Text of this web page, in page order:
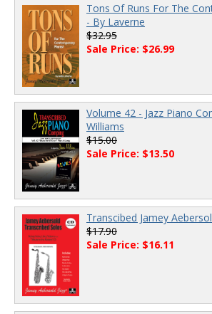
Tons Of Runs For The
- By Laverne
$32.95
Sale Price: $26.99
Volume 42 - Jazz Piano
Williams
$15.00
Sale Price: $13.50
Transcibed Jamey
$17.90
Sale Price: $16.11